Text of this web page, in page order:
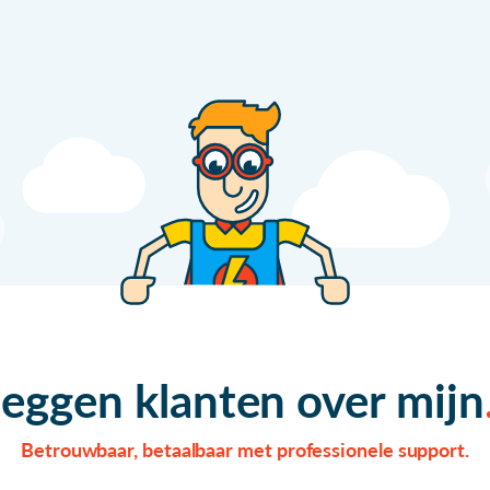
klanten over mijn
Betrouwbaar, betaalbaar met professionele support.